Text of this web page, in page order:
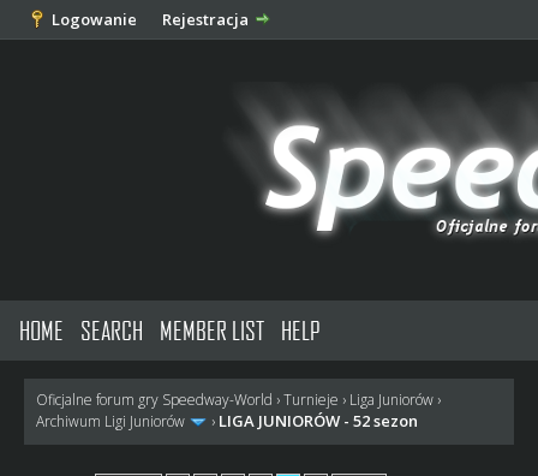
Logowanie Rejestracja
HOME SEARCH MEMBER LIST HELP
Oficjalne forum gry Speedway-World ›Turnieje › Liga Juniorów›
Archiwum Ligi Juniorów
› LIGA JUNIORÓW - 52 sezon